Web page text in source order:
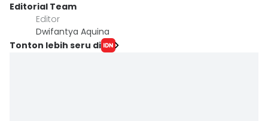
Editorial Team
Editor
Dwifantya Aquina
Tonton lebih seru di